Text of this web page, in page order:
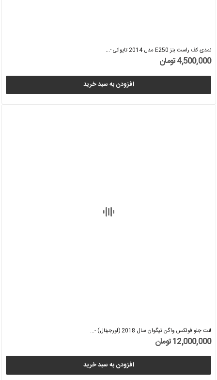
نمدی کف راست بنز E250 مدل 2014 تایوانی -...
4,500,000 تومان
افزودن به سبد خرید
لنت جلو فولکس واگن تیگوان سال 2018 (اورجینال) -...
12,000,000 تومان
افزودن به سبد خرید